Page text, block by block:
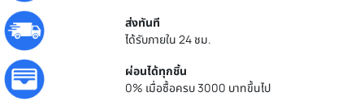
ส่งทันที
ได้รับภายใน 24 ชม.
ผ่อนได้ทุกชิ้น
0% เมื่อซื้อครบ 3000 บาทขึ้นไป